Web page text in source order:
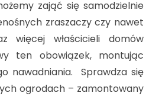
zająć się samodzielnie
zraszaczy czy nawet
więcej właścicieli domów
ten obowiązek, montując
nawadniania. Sprawdza się
ogrodach – zamontowany